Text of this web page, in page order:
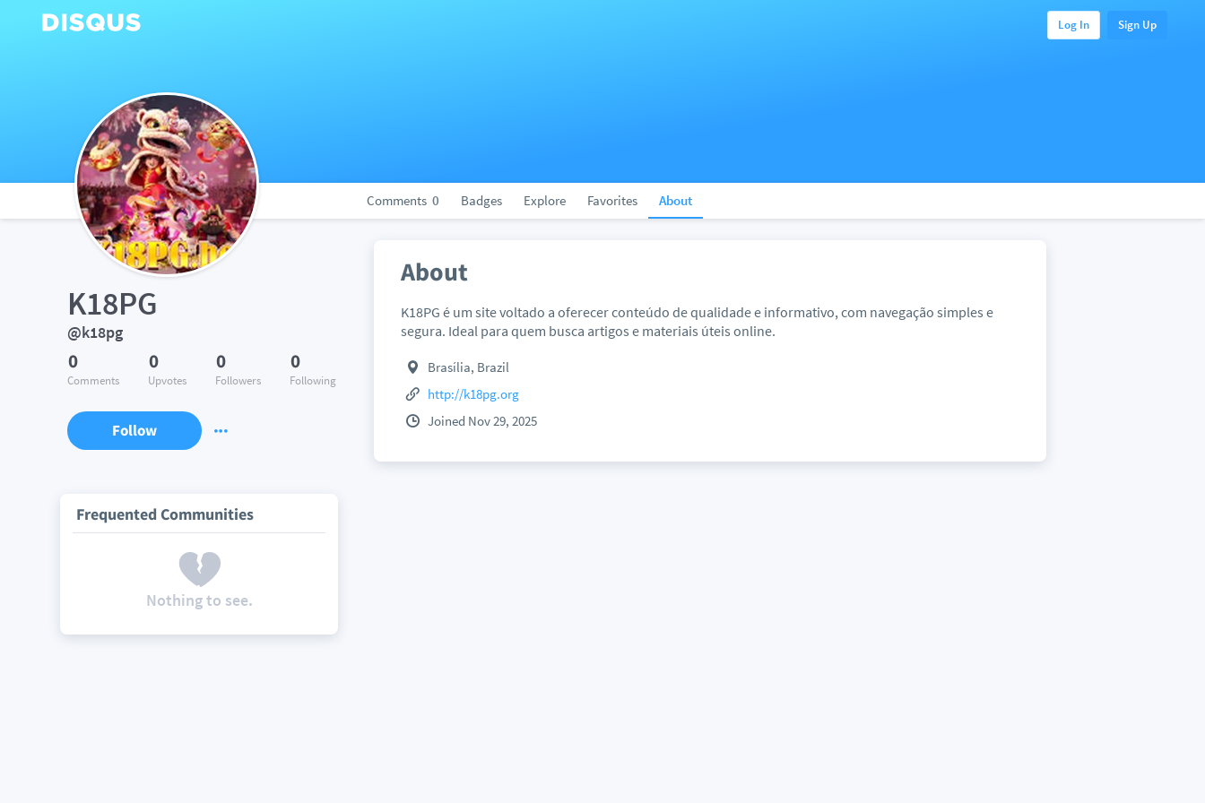
Log In Sign Up
Comments 0 Badges Explore Favorites About
K18PG
@k18pg
0
Comments
0
Upvotes
0
Followers
0
Following
Follow
Frequented Communities
Nothing to see.
About
K18PG é um site voltado a oferecer conteúdo de qualidade e informativo, com navegação simples e
segura. Ideal para quem busca artigos e materiais úteis online.
Brasília, Brazil
http://k18pg.org
Joined Nov 29, 2025